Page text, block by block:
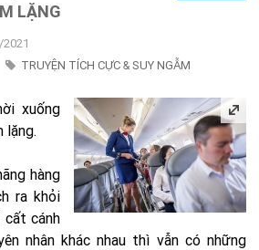
LẶNG
TRUYỆN TÍCH CỰC & SUY NGẪM
xuống
lặng.
hàng
ra khỏi
cất cánh
nhân khác nhau thì vẫn có những